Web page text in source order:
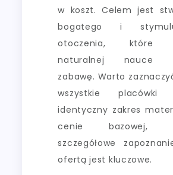
w koszt. Celem jest
bogatego i
otoczenia, które
naturalnej nauce
zabawę. Warto
wszystkie placówki
identyczny zakres
cenie bazowej,
szczegółowe
ofertą jest kluczowe.